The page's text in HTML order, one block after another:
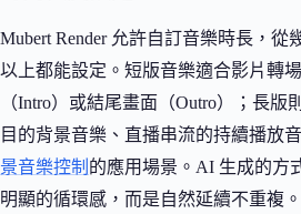
Mubert Render 允許自訂音樂時長，從
以上都能設定。短版音樂適合影片轉
（Intro）或結尾畫面（Outro）；長版
目的背景音樂、直播串流的持續播放
景音樂控制 的應用場景。AI 生成的方
明顯的循環感，而是自然延續不重複。